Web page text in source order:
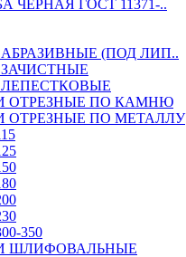
ЧЕРНАЯ ГОСТ 11371-..
АБРАЗИВНЫЕ (ПОД ЛИП..
ЗАЧИСТНЫЕ
ЛЕПЕСТКОВЫЕ
ОТРЕЗНЫЕ ПО КАМНЮ
ОТРЕЗНЫЕ ПО МЕТАЛЛУ
350
ШЛИФОВАЛЬНЫЕ